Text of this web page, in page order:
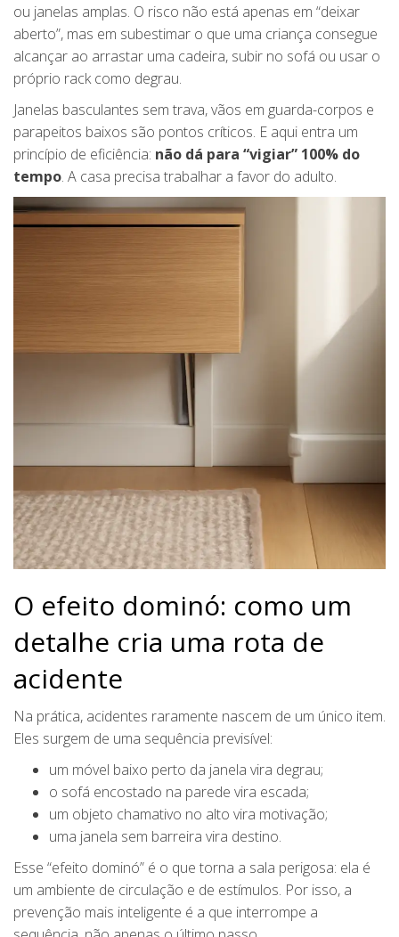
ou janelas amplas. O risco não está apenas em “deixar
aberto”, mas em subestimar o que uma criança consegue
alcançar ao arrastar uma cadeira, subir no sofá ou usar o
próprio rack como degrau.
Janelas basculantes sem trava, vãos em guarda-corpos e
parapeitos baixos são pontos críticos. E aqui entra um
princípio de eficiência: não dá para “vigiar” 100% do
tempo. A casa precisa trabalhar a favor do adulto.
O efeito dominó: como um
detalhe cria uma rota de
acidente
Na prática, acidentes raramente nascem de um único item.
Eles surgem de uma sequência previsível:
um móvel baixo perto da janela vira degrau;
o sofá encostado na parede vira escada;
um objeto chamativo no alto vira motivação;
uma janela sem barreira vira destino.
Esse “efeito dominó” é o que torna a sala perigosa: ela é
um ambiente de circulação e de estímulos. Por isso, a
prevenção mais inteligente é a que interrompe a